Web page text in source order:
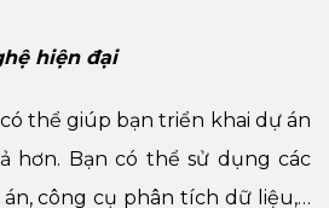
hiện đại
thể giúp bạn triển khai dự án
hơn. Bạn có thể sử dụng các
công cụ phân tích dữ liệu,…